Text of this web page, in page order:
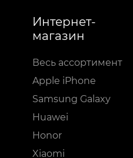
Интернет-
магазин
Весь ассортимент
Apple iPhone
Samsung Galaxy
Huawei
Honor
Xiaomi